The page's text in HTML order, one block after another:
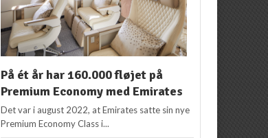
På ét år har 160.000 fløjet på
Premium Economy med Emirates
Det var i august 2022, at Emirates satte sin nye
Premium Economy Class i...